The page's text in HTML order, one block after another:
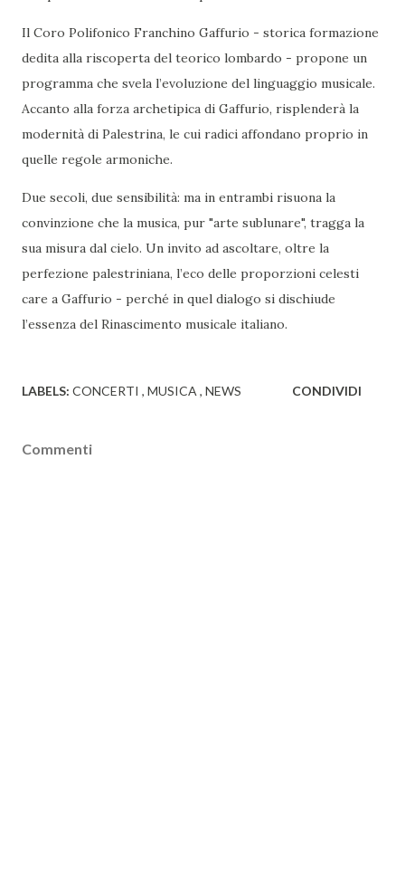
Il Coro Polifonico Franchino Gaffurio - storica formazione
dedita alla riscoperta del teorico lombardo - propone un
programma che svela l’evoluzione del linguaggio musicale.
Accanto alla forza archetipica di Gaffurio, risplenderà la
modernità di Palestrina, le cui radici affondano proprio in
quelle regole armoniche.
Due secoli, due sensibilità: ma in entrambi risuona la
convinzione che la musica, pur "arte sublunare", tragga la
sua misura dal cielo. Un invito ad ascoltare, oltre la
perfezione palestriniana, l’eco delle proporzioni celesti
care a Gaffurio - perché in quel dialogo si dischiude
l’essenza del Rinascimento musicale italiano.
LABELS: CONCERTI MUSICA NEWS CONDIVIDI
Commenti